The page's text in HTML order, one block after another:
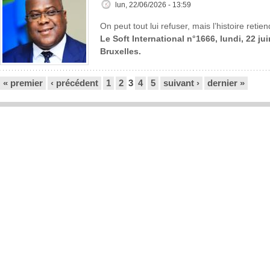
lun, 22/06/2026 - 13:59
On peut tout lui refuser, mais l’histoire
Le Soft International n°1666, lundi, 22
Bruxelles.
« premier ‹ précédent 1 2 3 4 5 suivant › dernier »